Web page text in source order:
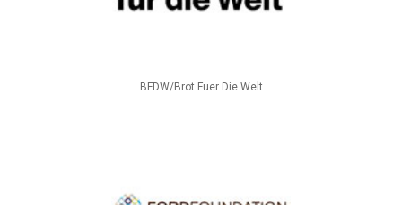
BFDW/Brot Fuer Die Welt